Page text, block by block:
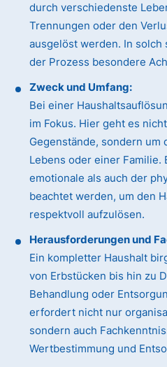
durch verschiedenste
Trennungen oder den
ausgelöst werden. In
der Prozess besondere
Zweck und Umfang:
Bei einer
im Fokus. Hier geht es
Gegenstände, sondern um
Lebens oder einer Familie.
emotionale als auch der
beachtet werden, um den
respektvoll aufzulösen.
Herausforderungen und
Ein kompletter Haushalt
von Erbstücken bis hin zu
Behandlung oder
erfordert nicht nur
sondern auch
Wertbestimmung und